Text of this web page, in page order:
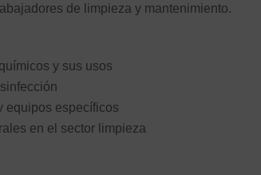
de limpieza y mantenimiento.
y sus usos
equipos específicos
en el sector limpieza